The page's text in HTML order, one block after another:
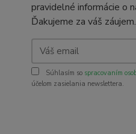
pravidelné informácie o
Ďakujeme za váš záujem.
Súhlasím so spracovaním
účelom zasielania newslettera.